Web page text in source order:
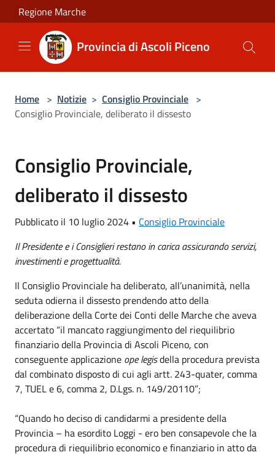
Salta al contenuto principale
Regione Marche
Provincia di Ascoli Piceno
Home > Notizie > Consiglio Provinciale >
Consiglio Provinciale, deliberato il dissesto
Consiglio Provinciale,
deliberato il dissesto
Pubblicato il 10 luglio 2024 • Consiglio Provinciale
Il Presidente e i Consiglieri restano in carica assicurando servizi,
investimenti e progettualità.
Il Consiglio Provinciale ha deliberato, all’unanimità, nella
seduta odierna il dissesto prendendo atto della
deliberazione della Corte dei Conti delle Marche che aveva
accertato “il mancato raggiungimento del riequilibrio
finanziario della Provincia di Ascoli Piceno, con
conseguente applicazione ope legisdella procedura prevista
dal combinato disposto di cui agli artt. 243-quater, comma
7, TUEL e 6, comma 2, D.Lgs. n. 149/20110”;
“Quando ho deciso di candidarmi a presidente della
Provincia – ha esordito Loggi - ero ben consapevole che la
procedura di riequilibrio economico e finanziario in atto da